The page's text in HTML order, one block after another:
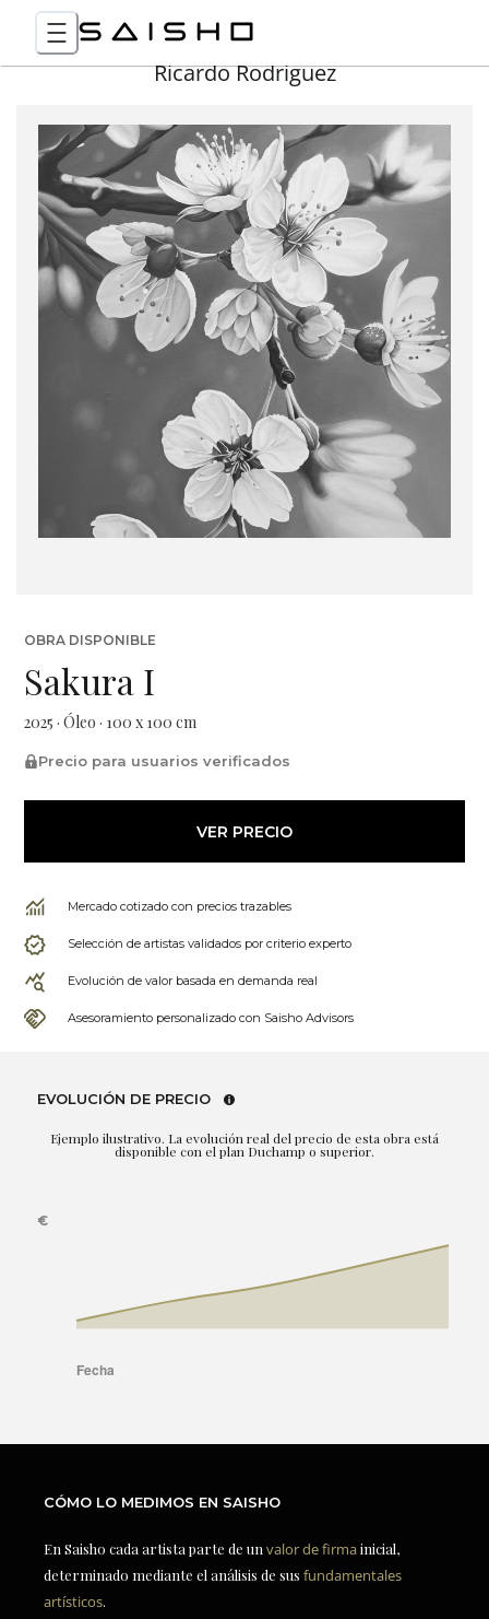
Ricardo Rodriguez
OBRA DISPONIBLE
Sakura I
2025 · Óleo · 100 x 100 cm
Precio para usuarios verificados
VER PRECIO
Mercado cotizado con precios trazables
Selección de artistas validados por criterio experto
Evolución de valor basada en demanda real
Asesoramiento personalizado con Saisho Advisors
EVOLUCIÓN DE PRECIO
Ejemplo ilustrativo. La evolución real del precio de esta obra está
disponible con el plan Duchamp o superior.
CÓMO LO MEDIMOS EN SAISHO
En Saisho cada artista parte de un valor de firmainicial,
determinado mediante el análisis de sus fundamentales
artísticos.